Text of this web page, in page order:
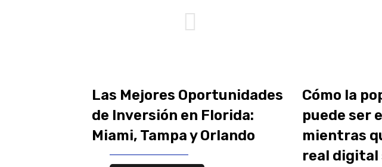
Las Mejores Oportunidades
de Inversión en Florida:
Miami, Tampa y Orlando
Cómo la
puede ser
mientras
real digital